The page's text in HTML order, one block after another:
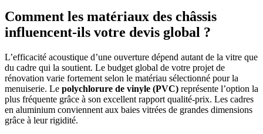
Comment les matériaux des châssis
influencent-ils votre devis global ?
L’efficacité acoustique d’une ouverture dépend autant de la vitre que
du cadre qui la soutient. Le budget global de votre projet de
rénovation varie fortement selon le matériau sélectionné pour la
menuiserie. Le polychlorure de vinyle (PVC) représente l’option la
plus fréquente grâce à son excellent rapport qualité-prix. Les cadres
en aluminium conviennent aux baies vitrées de grandes dimensions
grâce à leur rigidité.